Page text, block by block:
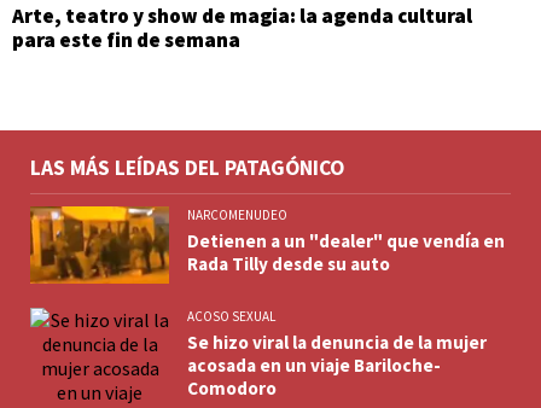
Arte, teatro y show de magia: la agenda cultural
para este fin de semana
LAS MÁS LEÍDAS DEL PATAGÓNICO
NARCOMENUDEO
Detienen a un "dealer" que vendía en
Rada Tilly desde su auto
ACOSO SEXUAL
Se hizo viral la denuncia de la mujer
acosada en un viaje Bariloche-
Comodoro